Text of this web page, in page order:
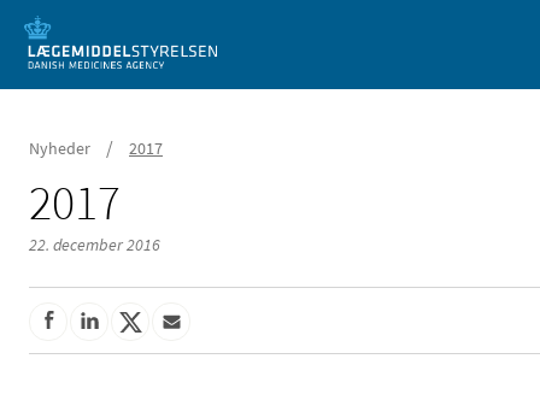
Mobil visning
Nyheder / 2017
2017
22. december 2016